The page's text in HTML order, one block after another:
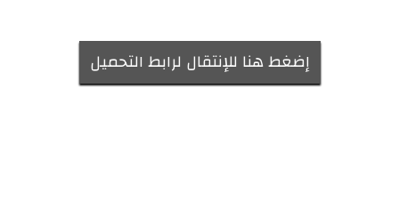
إضغط هنا للإنتقال لرابط التحميل